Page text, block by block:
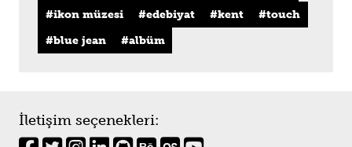
ikon müzesi
edebiyat kent
touch
blue jean
albüm
İletişim seçenekleri: